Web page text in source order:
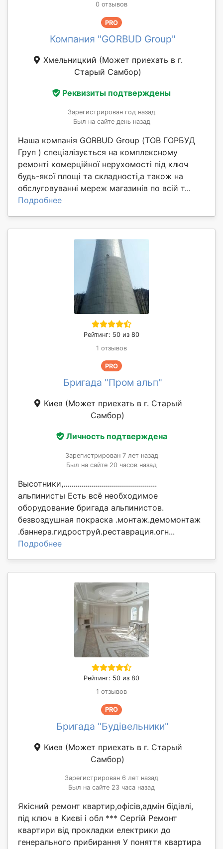
0 отзывов
PRO
Компания "GORBUD Group"
Хмельницкий (Может приехать в г.
Старый Самбор)
Реквизиты подтверждены
Зарегистрирован год назад
Был на сайте день назад
Наша компанія GORBUD Group (ТОВ ГОРБУД
Груп ) спеціалізується на комплексному
ремонті комерційної нерухомості під ключ
будь-якої площі та складності,а також на
обслуговуванні мереж магазинів по всій т...
Подробнее
Рейтинг: 50 из 80
1 отзывов
PRO
Бригада "Пром альп"
Киев (Может приехать в г. Старый
Самбор)
Личность подтверждена
Зарегистрирован 7 лет назад
Был на сайте 20 часов назад
Высотники,...............................................
альпинисты Есть всё необходимое
оборудование бригада альпинистов.
безвоздушная покраска .монтаж.демомонтаж
.баннера.гидроструй.реставрация.огн...
Подробнее
Рейтинг: 50 из 80
1 отзывов
PRO
Бригада "Будівельники"
Киев (Может приехать в г. Старый
Самбор)
Зарегистрирован 6 лет назад
Был на сайте 23 часа назад
Якісний ремонт квартир,офісів,адмін бідівлі,
під ключ в Києві і обл *** Сергій Ремонт
квартири від прокладки електрики до
генерального прибирання У поняття квартира